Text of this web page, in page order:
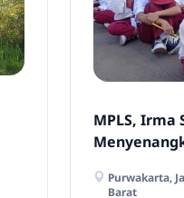
MPLS, Irma
Purwakarta,
Barat